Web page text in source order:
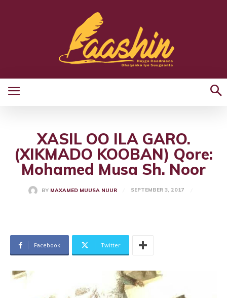
XASIL OO ILA GARO.
(XIKMADO KOOBAN) Qore:
Mohamed Musa Sh. Noor
BY MAXAMED MUUSA NUUR SEPTEMBER 3, 2017
Facebook Twitter